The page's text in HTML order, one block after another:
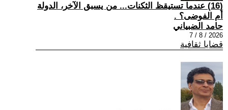
(16) عندما تستيقظ الثكنات... من يسبق الآخر، الدولة
أم الفوضى؟ .
حامد الضبياني
2026 / 8 / 7
قضايا ثقافية